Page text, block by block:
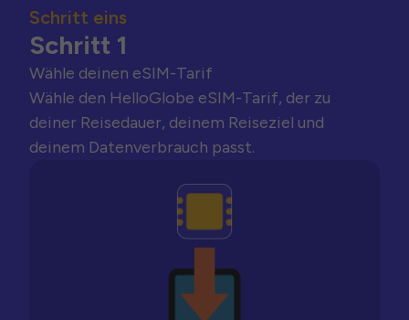
Schritt eins
Schritt 1
Wähle deinen eSIM-Tarif
Wähle den HelloGlobe eSIM-Tarif, der zu
deiner Reisedauer, deinem Reiseziel und
deinem Datenverbrauch passt.